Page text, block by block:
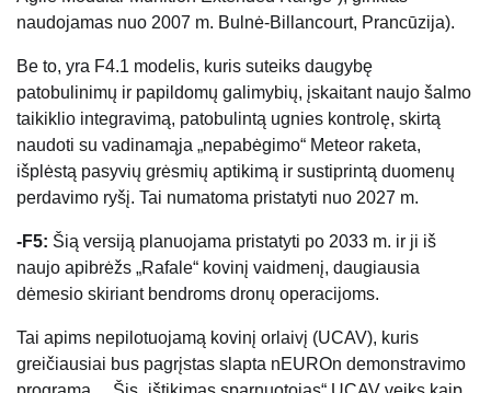
naudojamas nuo 2007 m. Bulnė-Billancourt, Prancūzija).
Be to, yra F4.1 modelis, kuris suteiks daugybę
patobulinimų ir papildomų galimybių, įskaitant naujo šalmo
taikiklio integravimą, patobulintą ugnies kontrolę, skirtą
naudoti su vadinamąja „nepabėgimo“ Meteor raketa,
išplėstą pasyvių grėsmių aptikimą ir sustiprintą duomenų
perdavimo ryšį. Tai numatoma pristatyti nuo 2027 m.
-F5: Šią versiją planuojama pristatyti po 2033 m. ir ji iš
naujo apibrėžs „Rafale“ kovinį vaidmenį, daugiausia
dėmesio skiriant bendroms dronų operacijoms.
Tai apims nepilotuojamą kovinį orlaivį (UCAV), kuris
greičiausiai bus pagrįstas slapta nEUROn demonstravimo